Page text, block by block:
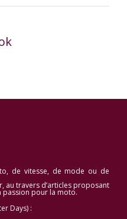
de vitesse, de mode ou de
au travers d’articles proposant
passion pour la moto.
Days) :